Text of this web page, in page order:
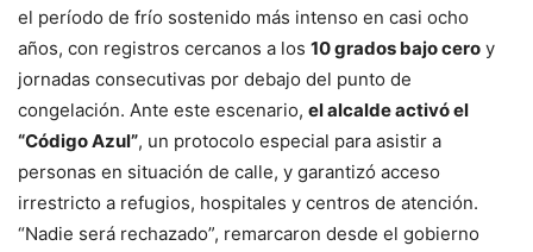
el período de frío sostenido más intenso en casi ocho
años, con registros cercanos a los 10 grados bajo cero y
jornadas consecutivas por debajo del punto de
congelación. Ante este escenario, el alcalde activó el
“Código Azul”, un protocolo especial para asistir a
personas en situación de calle, y garantizó acceso
irrestricto a refugios, hospitales y centros de atención.
“Nadie será rechazado”, remarcaron desde el gobierno